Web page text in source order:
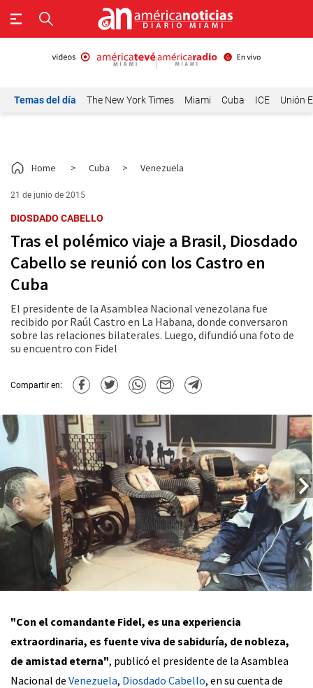
Temas del día The New York Times Miami Cuba ICE Unión
Home > Cuba > Venezuela
21 de junio de 2015
DIOSDADO CABELLO
Tras el polémico viaje a Brasil, Diosdado
Cabello se reunió con los Castro en
Cuba
El presidente de la Asamblea Nacional venezolana fue
recibido por Raúl Castro en La Habana, donde conversaron
sobre las relaciones bilaterales. Luego, difundió una foto de
su encuentro con Fidel
Compartir en:
"Con el comandante Fidel, es una experiencia
extraordinaria, es fuente viva de sabiduría, de nobleza,
de amistad eterna", publicó el presidente de la Asamblea
Nacional de Venezuela, Diosdado Cabello, en su cuenta de